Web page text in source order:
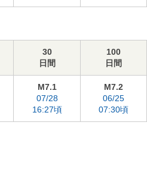
30
日間
100
日間
M7.1
07/28
16:27頃
M7.2
06/25
07:30頃